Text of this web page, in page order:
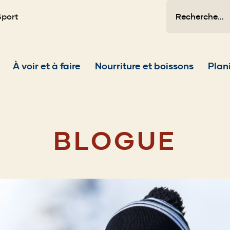
Main
À voir et à faire Nourriture et boissons
BLOGUE